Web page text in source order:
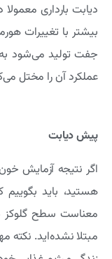
دیابت بارداری
بیشتر با تغییرات
جفت تولید می‌شود
عملکرد آن را مختل
پیش دیابت
اگر نتیجه آزمایش
هستید، باید
معناست سطح گلوکز
مبتلا نشده‌اید.